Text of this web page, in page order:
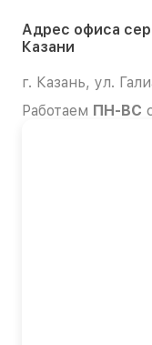
Адрес офиса
Казани
г. Казань, ул.
Работаем ПН-ВС